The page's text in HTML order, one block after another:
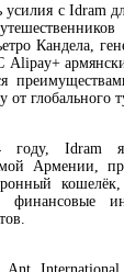
с Idram
Кандела,
глобального
году, Idram
Армении,
финансовые